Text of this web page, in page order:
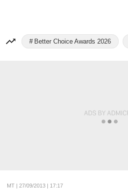
Better Choice Awards 2026
MT | 27/09/2013 | 17:17